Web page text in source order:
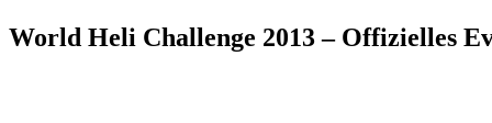
World Heli Challenge 2013 – Offizielles